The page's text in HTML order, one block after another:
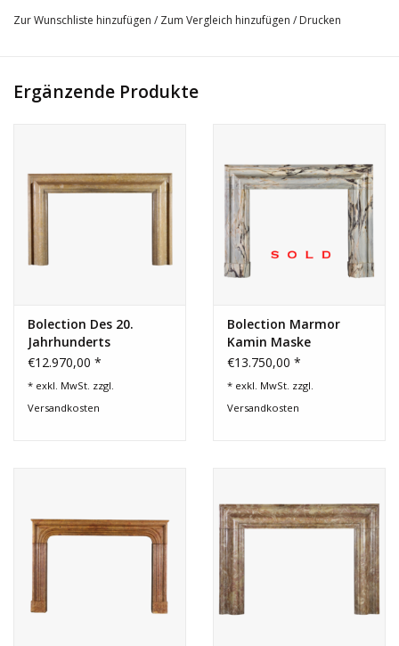
31 cm Tiefe Pfosten 12,20 Inch
Zur Wunschliste hinzufügen / Zum Vergleich hinzufügen / Drucken
Ergänzende Produkte
Bolection Des 20.
Jahrhunderts
Kaminmaske
€12.970,00 *
* exkl. MwSt. zzgl.
Versandkosten
Bolection Marmor
Kamin Maske
€13.750,00 *
* exkl. MwSt. zzgl.
Versandkosten